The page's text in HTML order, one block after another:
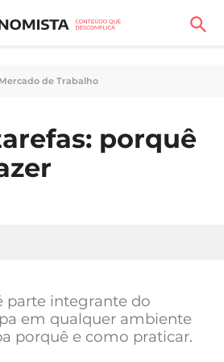
Mercado de Trabalho
porquê
parte integrante do
em qualquer ambiente
porquê e como praticar.